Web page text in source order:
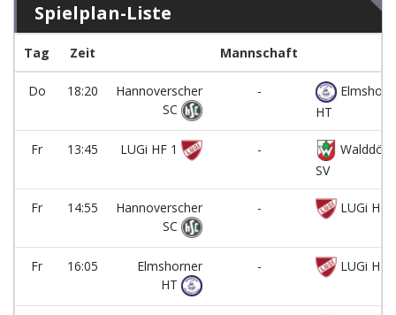
Spielplan-Liste
Tag Zeit Mannschaft
Do 18:20
Hannoverscher
SC
-
HT
Fr 13:45 LUGi HF 1 -
SV
Fr 14:55
Hannoverscher
SC
- LUGi HF
Fr 16:05
Elmshorner
HT
- LUGi HF